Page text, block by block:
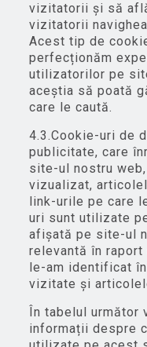
vizitatorii și să
vizitatorii
Acest tip de
perfecționăm
utilizatorilor pe
aceștia să poată
care le caută.
4.3.Cookie-uri de
publicitate, care
site-ul nostru
vizualizat,
link-urile pe care
uri sunt utilizate
afișată pe site-ul
relevantă în
le-am identificat
vizitate și
În tabelul următor
informații despre